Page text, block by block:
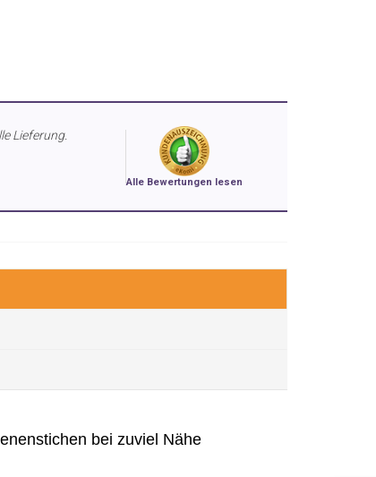
Lieferung.
Alle Bewertungen lesen
bei zuviel Nähe